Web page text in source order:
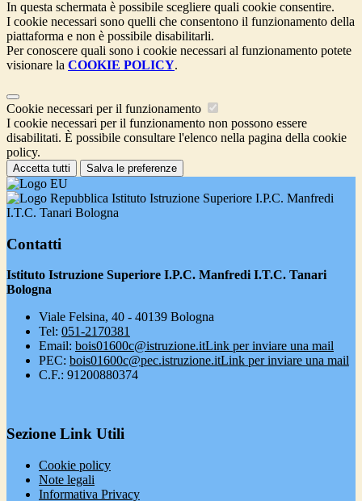
In questa schermata è possibile scegliere quali cookie consentire.
I cookie necessari sono quelli che consentono il funzionamento della
piattaforma e non è possibile disabilitarli.
Per conoscere quali sono i cookie necessari al funzionamento potete
visionare la COOKIE POLICY.
Cookie necessari per il funzionamento
I cookie necessari per il funzionamento non possono essere
disabilitati. È possibile consultare l'elenco nella pagina della cookie
policy.
Accetta tutti Salva le preferenze
Istituto Istruzione Superiore I.P.C. Manfredi
I.T.C. Tanari Bologna
Contatti
Istituto Istruzione Superiore I.P.C. Manfredi I.T.C. Tanari
Bologna
Viale Felsina, 40 - 40139 Bologna
Tel: 051-2170381
Email: bois01600c@istruzione.itLink per inviare una mail
PEC: bois01600c@pec.istruzione.itLink per inviare una mail
C.F.: 91200880374
Sezione Link Utili
Cookie policy
Note legali
Informativa Privacy